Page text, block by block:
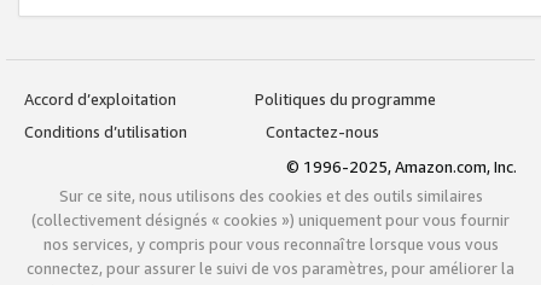
Accord d’exploitation
Politiques du programme
Conditions d’utilisation
Contactez-nous
© 1996-2025, Amazon.com, Inc.
Sur ce site, nous utilisons des cookies et des outils similaires
(collectivement désignés « cookies ») uniquement pour vous fournir
nos services, y compris pour vous reconnaître lorsque vous vous
connectez, pour assurer le suivi de vos paramètres, pour améliorer la